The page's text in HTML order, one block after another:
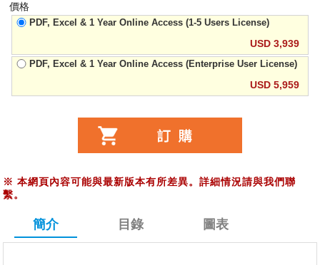
價格
PDF, Excel & 1 Year Online Access (1-5 Users License)
USD 3,939
PDF, Excel & 1 Year Online Access (Enterprise User License)
USD 5,959
※ 本網頁內容可能與最新版本有所差異。詳細情況請與我們聯
繫。
簡介 目錄 圖表